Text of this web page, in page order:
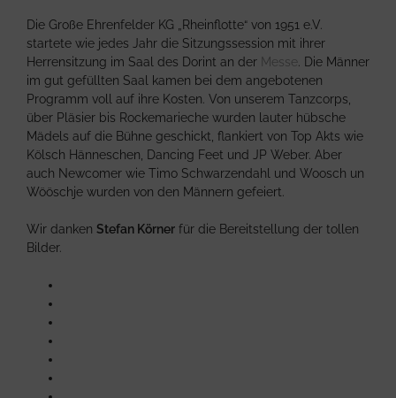
Die Große Ehrenfelder KG „Rheinflotte“ von 1951 e.V.
startete wie jedes Jahr die Sitzungssession mit ihrer
Herrensitzung im Saal des Dorint an der Messe . Die Männer
im gut gefüllten Saal kamen bei dem angebotenen
Programm voll auf ihre Kosten. Von unserem Tanzcorps,
über Pläsier bis Rockemarieche wurden lauter hübsche
Mädels auf die Bühne geschickt, flankiert von Top Akts wie
Kölsch Hänneschen, Dancing Feet und JP Weber. Aber
auch Newcomer wie Timo Schwarzendahl und Woosch un
Wööschje wurden von den Männern gefeiert.
Wir danken Stefan Körner für die Bereitstellung der tollen
Bilder.